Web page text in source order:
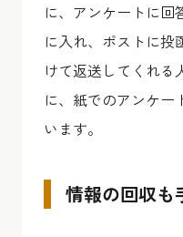
に、アンケートに
に入れ、ポストに
けて返送してくれる
に、紙でのアンケー
います。
情報の回収も